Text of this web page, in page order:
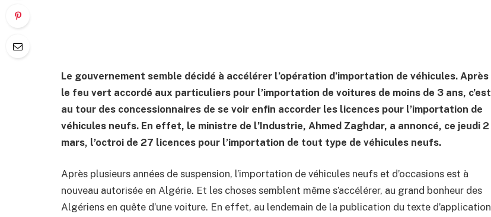
Le gouvernement semble décidé à accélérer l’opération d’importation de véhicules. Après
le feu vert accordé aux particuliers pour l’importation de voitures de moins de 3 ans, c’est
au tour des concessionnaires de se voir enfin accorder les licences pour l’importation de
véhicules neufs. En effet, le ministre de l’Industrie, Ahmed Zaghdar, a annoncé, ce jeudi 2
mars, l’octroi de 27 licences pour l’importation de tout type de véhicules neufs.
Après plusieurs années de suspension, l’importation de véhicules neufs et d’occasions est à
nouveau autorisée en Algérie. Et les choses semblent même s’accélérer, au grand bonheur des
Algériens en quête d’une voiture. En effet, au lendemain de la publication du texte d’application